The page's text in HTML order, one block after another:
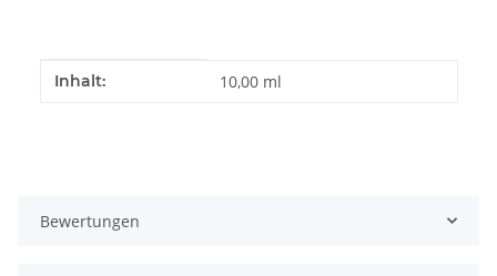
Produkteigenschaft
Wert
Inhalt: 10,00 ml
Bewertungen